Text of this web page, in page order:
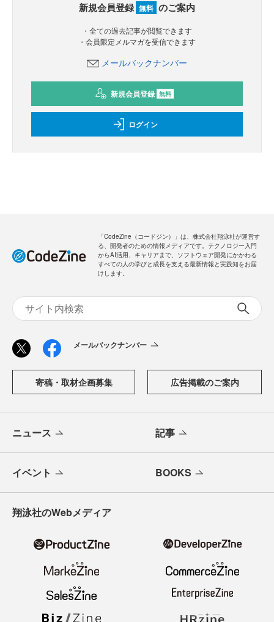
新規会員登録 無料 のご案内
・全ての過去記事が閲覧できます
・会員限定メルマガを受信できます
メールバックナンバー
新規会員登録 無料
ログイン
「CodeZine（コードジン）」は、株式会社翔泳社が運営す
る、開発者のための情報メディアです。テクノロジー入門
からAI活用、キャリアまで、ソフトウェア開発にかかわる
すべての人の学びと成長を支える最新情報と実践知をお届
けします。
メールバックナンバー
寄稿・取材企画募集 広告掲載のご案内
ニュース 記事
イベント BOOKS
翔泳社のWebメディア